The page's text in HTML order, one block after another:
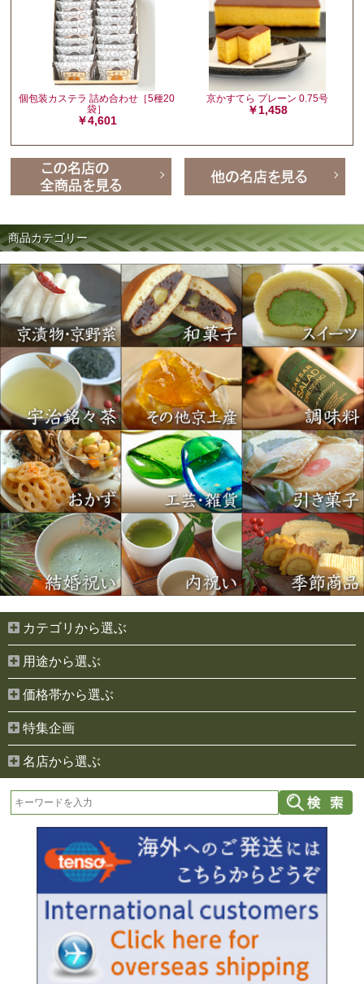
個包装カステラ 詰め合わせ［5種20
袋］
￥4,601
京かすてら プレーン 0.75号
￥1,458
商品カテゴリー
カテゴリから選ぶ
用途から選ぶ
価格帯から選ぶ
特集企画
名店から選ぶ